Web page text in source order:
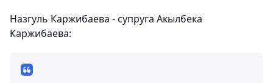
Назгуль Каржибаева - супруга Акылбека
Каржибаева: